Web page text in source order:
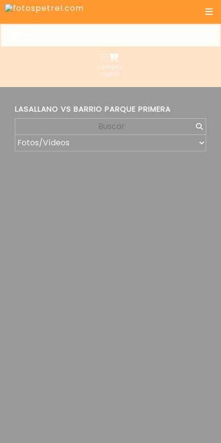
Compra
rápida
LASALLANO VS BARRIO PARQUE PRIMERA